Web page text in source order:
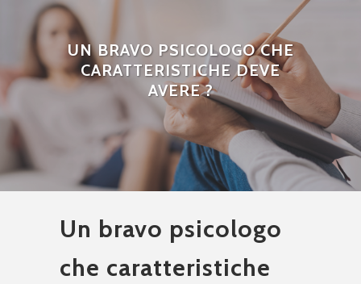
UN BRAVO PSICOLOGO CHE
CARATTERISTICHE DEVE
AVERE ?
Un bravo psicologo
che caratteristiche